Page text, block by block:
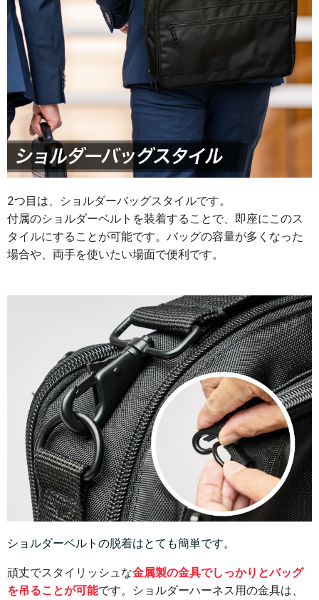
2つ目は、ショルダーバッグスタイルです。
付属のショルダーベルトを装着することで、即座にこのス
タイルにすることが可能です。バッグの容量が多くなった
場合や、両手を使いたい場面で便利です。
ショルダーベルトの脱着はとても簡単です。
頑丈でスタイリッシュな金属製の金具でしっかりとバッグ
を吊ることが可能です。 ショルダーハーネス用の金具は、